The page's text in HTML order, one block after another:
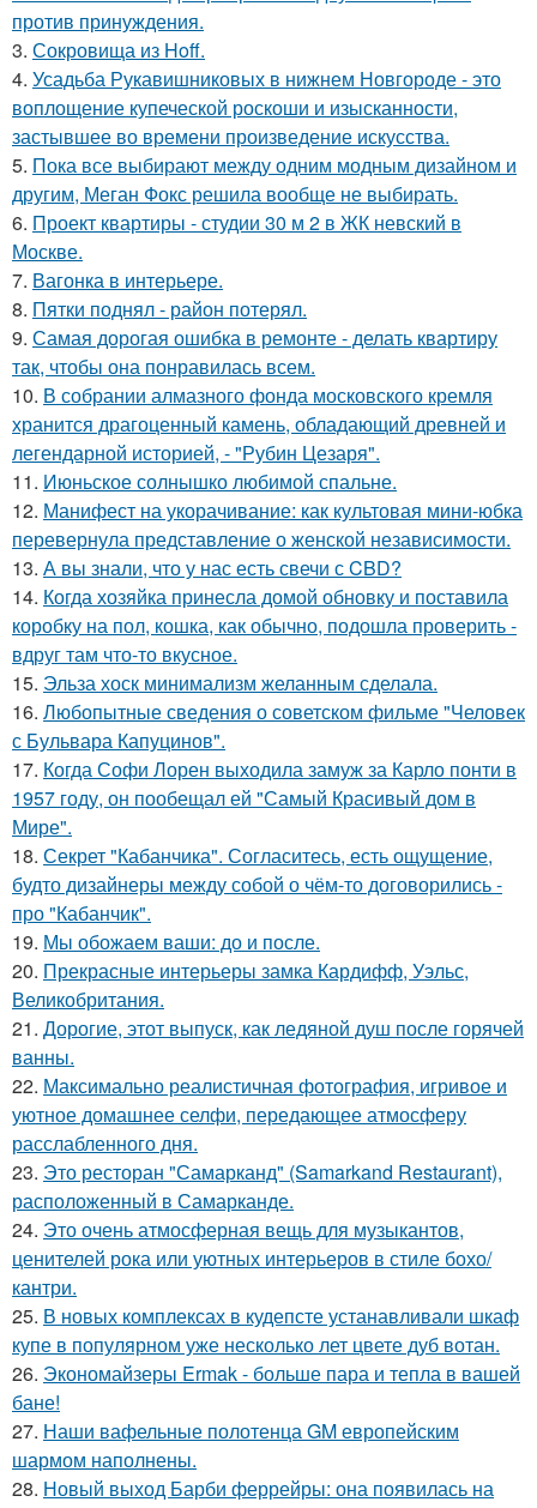
против принуждения.
3. Сокровища из Hoff.
4. Усадьба Рукавишниковых в нижнем Новгороде - это
воплощение купеческой роскоши и изысканности,
застывшее во времени произведение искусства.
5. Пока все выбирают между одним модным дизайном и
другим, Меган Фокс решила вообще не выбирать.
6. Проект квартиры - студии 30 м 2 в ЖК невский в
Москве.
7. Вагонка в интерьере.
8. Пятки поднял - район потерял.
9. Самая дорогая ошибка в ремонте - делать квартиру
так, чтобы она понравилась всем.
10. В собрании алмазного фонда московского кремля
хранится драгоценный камень, обладающий древней и
легендарной историей, - "Рубин Цезаря".
11. Июньское солнышко любимой спальне.
12. Манифест на укорачивание: как культовая мини-юбка
перевернула представление о женской независимости.
13. А вы знали, что у нас есть свечи с CBD?
14. Когда хозяйка принесла домой обновку и поставила
коробку на пол, кошка, как обычно, подошла проверить -
вдруг там что-то вкусное.
15. Эльза хоск минимализм желанным сделала.
16. Любопытные сведения о советском фильме "Человек
с Бульвара Капуцинов".
17. Когда Софи Лорен выходила замуж за Карло понти в
1957 году, он пообещал ей "Самый Красивый дом в
Мире".
18. Секрет "Кабанчика". Согласитесь, есть ощущение,
будто дизайнеры между собой о чём-то договорились -
про "Кабанчик".
19. Мы обожаем ваши: до и после.
20. Прекрасные интерьеры замка Кардифф, Уэльс,
Великобритания.
21. Дорогие, этот выпуск, как ледяной душ после горячей
ванны.
22. Максимально реалистичная фотография, игривое и
уютное домашнее селфи, передающее атмосферу
расслабленного дня.
23. Это ресторан "Самарканд" (Samarkand Restaurant),
расположенный в Самарканде.
24. Это очень атмосферная вещь для музыкантов,
ценителей рока или уютных интерьеров в стиле бохо/
кантри.
25. В новых комплексах в кудепсте устанавливали шкаф
купе в популярном уже несколько лет цвете дуб вотан.
26. Экономайзеры Ermak - больше пара и тепла в вашей
бане!
27. Наши вафельные полотенца GM европейским
шармом наполнены.
28. Новый выход Барби феррейры: она появилась на